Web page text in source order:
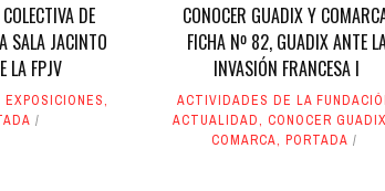
DE
SALA JACINTO
LA FPJV
EXPOSICIONES,
CONOCER GUADIX Y
FICHA Nº 82, GUADIX ANTE
INVASIÓN FRANCESA I
ACTIVIDADES DE LA
ACTUALIDAD, CONOCER
COMARCA,PORTADA